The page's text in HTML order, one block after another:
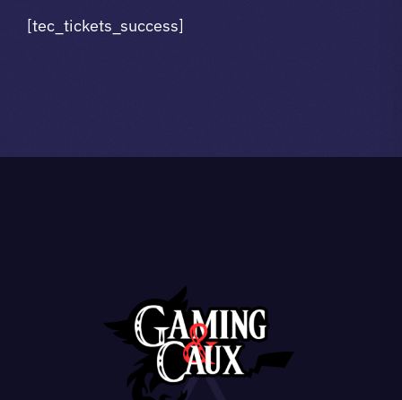
A propos du club
[tec_tickets_success]